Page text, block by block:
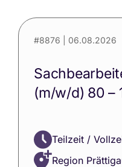
#8876 | 06.08.2026
(m/w/d) 80 –
Teilzeit /
Region